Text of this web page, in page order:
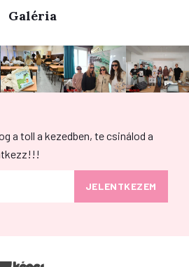
Galéria
a toll a kezedben, te csinálod a